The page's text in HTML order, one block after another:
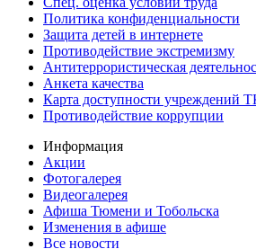
Политика конфиденциальности
Защита детей в интернете
Противодействие экстремизму
Антитеррористическая
Анкета качества
Карта доступности учреждений
Противодействие коррупции
Информация
Акции
Фотогалерея
Видеогалерея
Афиша Тюмени и Тобольска
Изменения в афише
Все новости